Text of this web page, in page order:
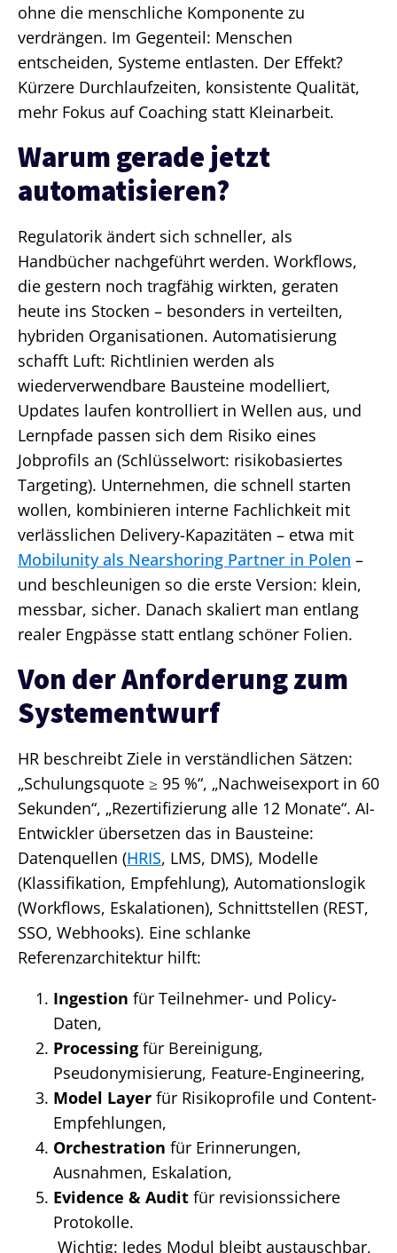
ohne die menschliche Komponente zu
verdrängen. Im Gegenteil: Menschen
entscheiden, Systeme entlasten. Der Effekt?
Kürzere Durchlaufzeiten, konsistente Qualität,
mehr Fokus auf Coaching statt Kleinarbeit.
Warum gerade jetzt
automatisieren?
Regulatorik ändert sich schneller, als
Handbücher nachgeführt werden. Workflows,
die gestern noch tragfähig wirkten, geraten
heute ins Stocken – besonders in verteilten,
hybriden Organisationen. Automatisierung
schafft Luft: Richtlinien werden als
wiederverwendbare Bausteine modelliert,
Updates laufen kontrolliert in Wellen aus, und
Lernpfade passen sich dem Risiko eines
Jobprofils an (Schlüsselwort: risikobasiertes
Targeting). Unternehmen, die schnell starten
wollen, kombinieren interne Fachlichkeit mit
verlässlichen Delivery-Kapazitäten – etwa mit
Mobilunity als Nearshoring Partner in Polen –
und beschleunigen so die erste Version: klein,
messbar, sicher. Danach skaliert man entlang
realer Engpässe statt entlang schöner Folien.
Von der Anforderung zum
Systementwurf
HR beschreibt Ziele in verständlichen Sätzen:
„Schulungsquote ≥ 95 %“, „Nachweisexport in 60
Sekunden“, „Rezertifizierung alle 12 Monate“. AI-
Entwickler übersetzen das in Bausteine:
Datenquellen (HRIS, LMS, DMS), Modelle
(Klassifikation, Empfehlung), Automationslogik
(Workflows, Eskalationen), Schnittstellen (REST,
SSO, Webhooks). Eine schlanke
Referenzarchitektur hilft:
Ingestion für Teilnehmer- und Policy-
Daten,
Processing für Bereinigung,
Pseudonymisierung, Feature-Engineering,
Model Layer für Risikoprofile und Content-
Empfehlungen,
Orchestration für Erinnerungen,
Ausnahmen, Eskalation,
Evidence & Audit für revisionssichere
Protokolle.
Wichtig: Jedes Modul bleibt austauschbar,